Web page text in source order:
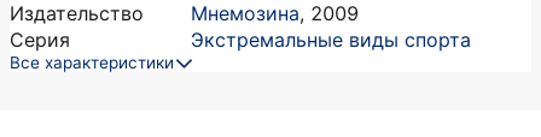
Издательство
Мнемозина, 2009
Серия
Экстремальные виды спорта
Все характеристики